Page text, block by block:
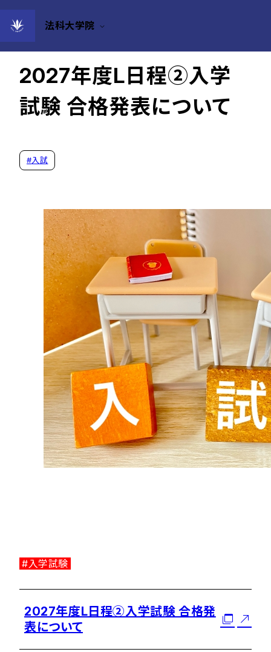
法科大学院
2026年07月21日
2027年度L日程②入学
試験 合格発表について
#入試
#入学試験
2027年度L日程②入学試験 合格発
表について